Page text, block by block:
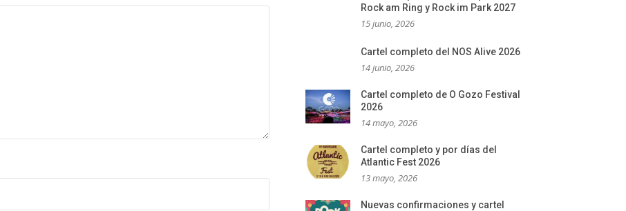
Rock am Ring y Rock im Park 2027
15 junio, 2026
Cartel completo del NOS Alive 2026
14 junio, 2026
Cartel completo de O Gozo Festival
2026
14 mayo, 2026
Cartel completo y por días del
Atlantic Fest 2026
13 mayo, 2026
Nuevas confirmaciones y cartel